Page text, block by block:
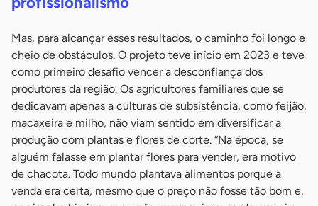
Mas, para alcançar esses resultados, o caminho foi longo e
cheio de obstáculos. O projeto teve início em 2023 e teve
como primeiro desafio vencer a desconfiança dos
produtores da região. Os agricultores familiares que se
dedicavam apenas a culturas de subsistência, como feijão,
macaxeira e milho, não viam sentido em diversificar a
produção com plantas e flores de corte. “Na época, se
alguém falasse em plantar flores para vender, era motivo
de chacota. Todo mundo plantava alimentos porque a
venda era certa, mesmo que o preço não fosse tão bom e,